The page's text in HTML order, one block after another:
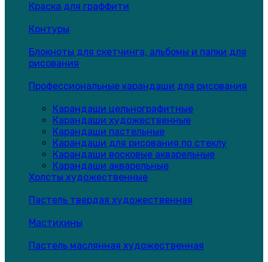
Краска для граффити
Контуры
Блокноты для скетчинга, альбомы и папки для
рисования
Профессиональные карандаши для рисования
Карандаши цельнографитные
Карандаши художественные
Карандаши пастельные
Карандаши для рисования по стеклу
Карандаши восковые акварельные
Карандаши акварельные
Холсты художественные
Пастель твердая художественная
Мастихины
Пастель маслянная художественная